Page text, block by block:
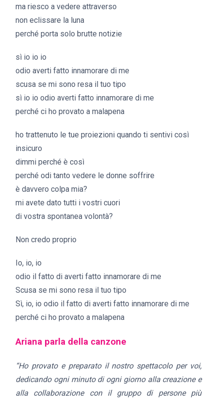
ma riesco a vedere attraverso
non eclissare la luna
perché porta solo brutte notizie
sì io io io
odio averti fatto innamorare di me
scusa se mi sono resa il tuo tipo
sì io io odio averti fatto innamorare di me
perché ci ho provato a malapena
ho trattenuto le tue proiezioni quando ti sentivi così
insicuro
dimmi perché è così
perché odi tanto vedere le donne soffrire
è davvero colpa mia?
mi avete dato tutti i vostri cuori
di vostra spontanea volontà?
Non credo proprio
Io, io, io
odio il fatto di averti fatto innamorare di me
Scusa se mi sono resa il tuo tipo
Sì, io, io odio il fatto di averti fatto innamorare di me
perché ci ho provato a malapena
Ariana parla della canzone
“Ho provato e preparato il nostro spettacolo per voi,
dedicando ogni minuto di ogni giorno alla creazione e
alla collaborazione con il gruppo di persone più